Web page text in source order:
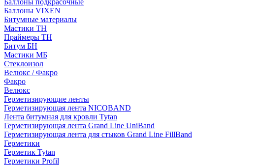
Баллоны подкрасочные
Баллоны VIXEN
Битумные материалы
Мастики ТН
Праймеры ТН
Битум БН
Мастики МБ
Стеклоизол
Велюкс / Факро
Факро
Велюкс
Герметизирующие ленты
Герметизирующая лента NICOBAND
Лента битумная для кровли Tytan
Герметизирующая лента Grand Line UniBand
Герметизирующая лента для стыков Grand Line FillBand
Герметики
Герметик Tytan
Герметики Profil